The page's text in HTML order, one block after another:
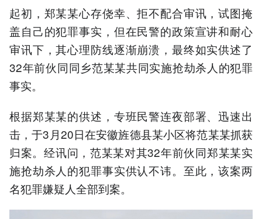
起初，郑某某心存侥幸、拒不配合审讯，试图掩
盖自己的犯罪事实，但在民警的政策宣讲和耐心
审讯下，其心理防线逐渐崩溃，最终如实供述了
32年前伙同同乡范某某共同实施抢劫杀人的犯罪
事实。
根据郑某某的供述，专班民警连夜部署、迅速出
击，于3月20日在安徽旌德县某小区将范某某抓获
归案。经讯问，范某某对其32年前伙同郑某某实
施抢劫杀人的犯罪事实供认不讳。至此，该案两
名犯罪嫌疑人全部到案。